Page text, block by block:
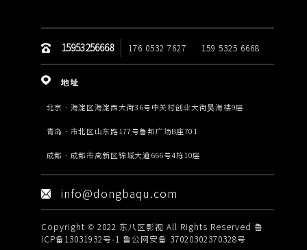
15953256668 176 0532 7627 159 5325 6668
地址
北京 - 海淀区海淀西大街36号中关村创业大街昊海楼9层
青岛 - 市北区山东路177号鲁邦广场B座701
成都 - 成都市高新区锦城大道666号4栋10层
info@dongbaqu.com
Copyright © 2022 东八区影视 All Rights Reserved 鲁
ICP备13031932号-1
鲁公网安备 37020302370328号